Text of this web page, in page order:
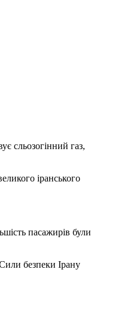
сльозогінний газ,
іранського
пасажирів були
безпеки Ірану